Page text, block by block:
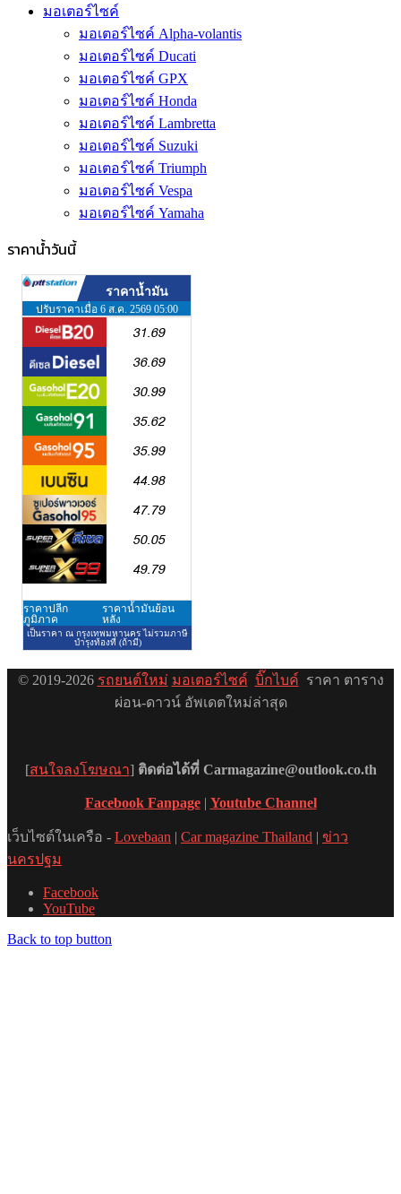
มอเตอร์ไซค์
มอเตอร์ไซค์ Alpha-volantis
มอเตอร์ไซค์ Ducati
มอเตอร์ไซค์ GPX
มอเตอร์ไซค์ Honda
มอเตอร์ไซค์ Lambretta
มอเตอร์ไซค์ Suzuki
มอเตอร์ไซค์ Triumph
มอเตอร์ไซค์ Vespa
มอเตอร์ไซค์ Yamaha
ราคาน้ำวันนี้
© 2019-2026 รถยนต์ใหม่ มอเตอร์ไซค์ บิ๊กไบค์ ราคา ตาราง
ผ่อน-ดาวน์ อัพเดตใหม่ล่าสุด
[สนใจลงโฆษณา] ติดต่อได้ที่ Carmagazine@outlook.co.th
Facebook Fanpage| Youtube Channel
เว็บไซต์ในเครือ - Lovebaan | Car magazine Thailand | ข่าว
นครปฐม
Facebook
YouTube
Back to top button